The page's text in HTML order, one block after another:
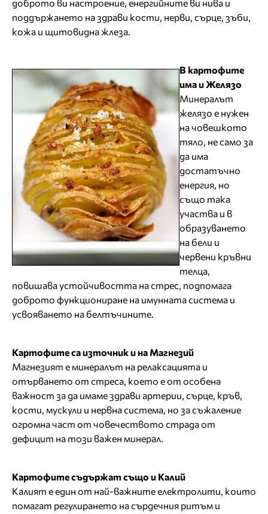
доброто ви настроение, енергийните ви нива и
поддържането на здрави кости, нерви, сърце, зъби,
кожа и щитовидна жлеза.
В картофите
има и Желязо
Минералът
желязо е нужен
на човешкото
тяло, не само за
да има
достатъчно
енергия, но
също така
участва и в
образуването
на бели и
червени кръвни
телца,
повишава устойчивостта на стрес, подпомага
доброто функциониране на имунната система и
усвояването на белтъчините.
Картофите са източник и на Магнезий
Магнезият е минералът на релаксацията и
отърването от стреса, което е от особена
важност за да имаме здрави артерии, сърце, кръв,
кости, мускули и нервна система, но за съжаление
огромна част от човечеството страда от
дефицит на този важен минерал.
Картофите съдържат също и Калий
Калият е един от най-важните електролити, които
помагат регулирането на сърдечния ритъм и